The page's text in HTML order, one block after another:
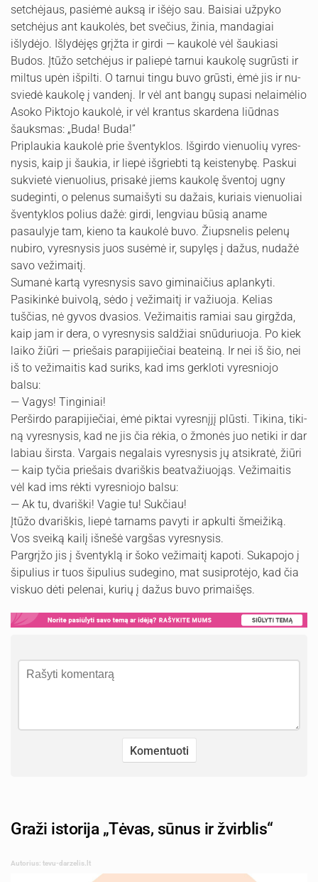
setchėjaus, pasiėmė auksą ir išėjo sau. Baisiai užpyko
setchėjus ant kaukolės, bet svečius, žinia, mandagiai
išlydėjo. Išlydėjęs grįžta ir girdi — kaukolė vėl šaukiasi
Budos. Įtūžo setchėjus ir paliepė tarnui kaukolę sugrūs­ti ir
miltus upėn išpilti. O tarnui tingu buvo grūsti, ėmė jis ir nu­
sviedė kaukolę į vandenį. Ir vėl ant bangų supasi nelaimėlio
Asoko Piktojo kaukolė, ir vėl krantus skardena liūdnas
šauks­mas: „Buda! Buda!”
Priplaukia kaukolė prie šventyklos. Išgirdo vienuolių vyres­
nysis, kaip ji šaukia, ir liepė išgriebti tą keistenybę. Paskui
sukvietė vienuolius, prisakė jiems kaukolę šventoj ugny
sudegin­ti, o pelenus sumaišyti su dažais, kuriais vienuoliai
šventyklos po­lius dažė: girdi, lengviau būsią aname
pasaulyje tam, kieno ta kau­kolė buvo. Žiupsnelis pelenų
nubiro, vyresnysis juos susėmė ir, supylęs į dažus, nudažė
savo vežimaitį.
Sumanė kartą vyresnysis savo giminaičius aplankyti.
Pasikinkė buivolą, sėdo į vežimaitį ir važiuoja. Kelias
tuščias, nė gyvos dvasios. Vežimaitis ramiai sau girgžda,
kaip jam ir dera, o vyres­nysis saldžiai snūduriuoja. Po kiek
laiko žiūri — priešais parapi­jiečiai beateiną. Ir nei iš šio, nei
iš to vežimaitis kad suriks, kad ims gerkloti vyresniojo
balsu:
— Vagys! Tinginiai!
Perširdo parapijiečiai, ėmė piktai vyresnįjį plūsti. Tikina, tiki­
ną vyresnysis, kad ne jis čia rėkia, o žmonės juo netiki ir dar
labiau širsta. Vargais negalais vyresnysis jų atsikratė, žiūri
— kaip tyčia priešais dvariškis beatvažiuojąs. Vežimaitis
vėl kad ims rėkti vyresniojo balsu:
— Ak tu, dvariški! Vagie tu! Sukčiau!
Įtūžo dvariškis, liepė tarnams pavyti ir apkulti šmeižiką.
Vos sveiką kailį išnešė vargšas vyresnysis.
Pargrįžo jis į šventyklą ir šoko vežimaitį kapoti. Sukapojo į
šipulius ir tuos šipulius sudegino, mat susiprotėjo, kad čia
viskuo dėti pelenai, kurių į dažus buvo primaišęs.
Graži istorija „Tėvas, sūnus ir žvirblis“
Autorius: tevu-darzelis.lt